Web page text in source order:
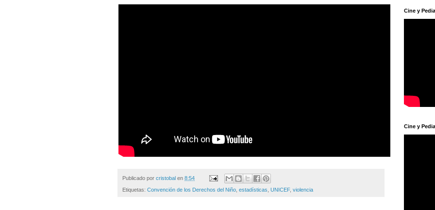
Publicado por cristobal en 8:54
Etiquetas: Convención de los Derechos del Niño estadísticas UNICEF, violencia
Cine y
Cine y